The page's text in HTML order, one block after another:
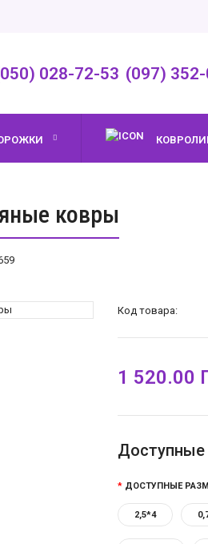
028-72-53 (097)
ковры
Код товара:
1 520.00
Доступные
ДОСТУПНЫЕ
2,5*4